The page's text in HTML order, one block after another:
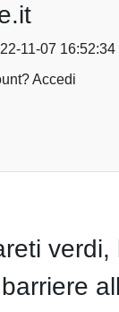
11-07 16:52:34
Accedi
verdi,